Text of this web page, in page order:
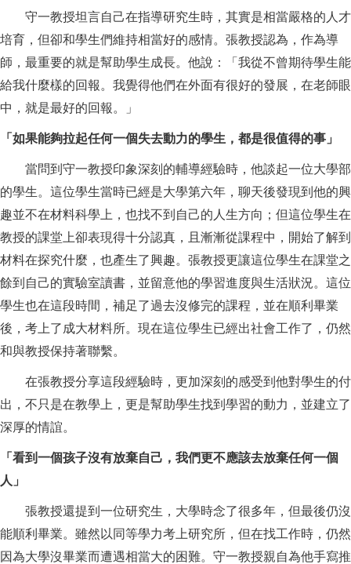
守一教授坦言自己在指導研究生時，其實是相當嚴格的人才
培育，但卻和學生們維持相當好的感情。張教授認為，作為導
師，最重要的就是幫助學生成長。他說：「我從不曾期待學生能
給我什麼樣的回報。我覺得他們在外面有很好的發展，在老師眼
中，就是最好的回報。」
「如果能夠拉起任何一個失去動力的學生，都是很值得的事」
當問到守一教授印象深刻的輔導經驗時，他談起一位大學部
的學生。這位學生當時已經是大學第六年，聊天後發現到他的興
趣並不在材料科學上，也找不到自己的人生方向；但這位學生在
教授的課堂上卻表現得十分認真，且漸漸從課程中，開始了解到
材料在探究什麼，也產生了興趣。張教授更讓這位學生在課堂之
餘到自己的實驗室讀書，並留意他的學習進度與生活狀況。這位
學生也在這段時間，補足了過去沒修完的課程，並在順利畢業
後，考上了成大材料所。現在這位學生已經出社會工作了，仍然
和與教授保持著聯繫。
在張教授分享這段經驗時，更加深刻的感受到他對學生的付
出，不只是在教學上，更是幫助學生找到學習的動力，並建立了
深厚的情誼。
「看到一個孩子沒有放棄自己，我們更不應該去放棄任何一個
人」
張教授還提到一位研究生，大學時念了很多年，但最後仍沒
能順利畢業。雖然以同等學力考上研究所，但在找工作時，仍然
因為大學沒畢業而遭遇相當大的困難。守一教授親自為他手寫推